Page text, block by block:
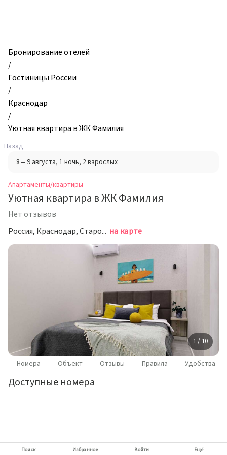
и
квартиры,
Уютная
квартира
в
ЖК
Фамилия,
Краснодар,
Россия
Бронирование отелей
/
Гостиницы России
/
Краснодар
/
Уютная квартира в ЖК Фамилия
Назад
8 – 9 августа, 1 ночь, 2 взрослых
Апартаменты/квартиры
Уютная квартира в ЖК Фамилия
Нет отзывов
Россия, Краснодар, Старокубанская улица, 124к1 на карте
1 / 10
Номера Объект Отзывы Правила Удобства
Доступные номера
Поиск Избранное Войти Ещё